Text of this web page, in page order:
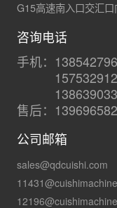
G15高速南入口交汇
咨询电话
手机：
售后：
公司邮箱
sales@qdcuishi.com